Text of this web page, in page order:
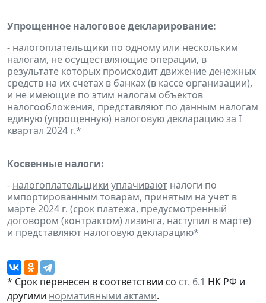
Упрощенное налоговое декларирование:
- налогоплательщики по одному или нескольким
налогам, не осуществляющие операции, в
результате которых происходит движение денежных
средств на их счетах в банках (в кассе организации),
и не имеющие по этим налогам объектов
налогообложения, представляют по данным налогам
единую (упрощенную) налоговую декларациюза I
квартал 2024 г.*
Косвенные налоги:
- налогоплательщики уплачивают налоги по
импортированным товарам, принятым на учет в
марте 2024 г. (срок платежа, предусмотренный
договором (контрактом) лизинга, наступил в марте)
и представляют налоговую декларацию*
* Срок перенесен в соответствии со ст. 6.1 НК РФ и
другими нормативными актами.